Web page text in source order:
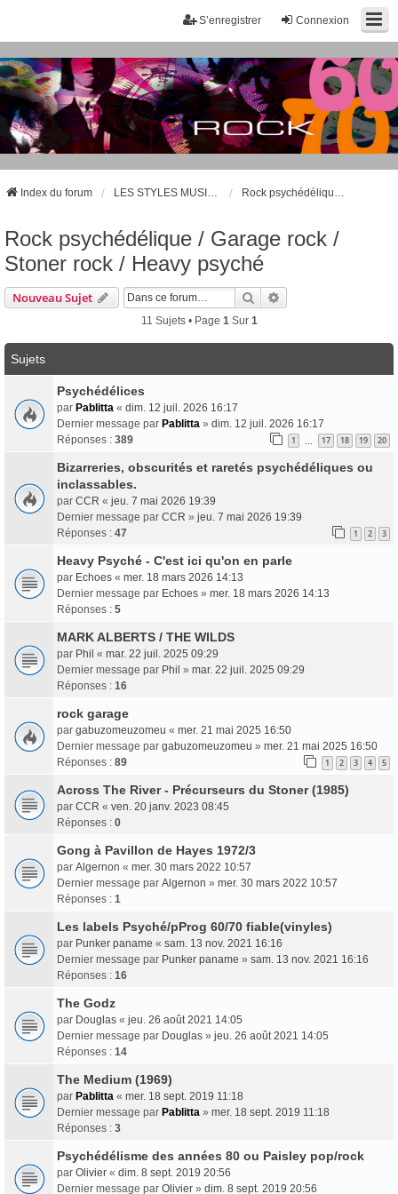
Connexion
S’enregistrer
Index du forum
Rock psychédélique / Garage rock /
Stoner rock / Heavy psyché
Nouveau Sujet Rechercher
11 Sujets • Page 1 Sur 1
Sujets
Psychédélices
par Pablitta « dim. 12 juil. 2026 16:17
Dernier message par Pablitta » dim. 12 juil. 2026 16:17
Réponses : 389 1 17 18 19 20
Bizarreries, obscurités et raretés psychédéliques ou
inclassables.
par CCR « jeu. 7 mai 2026 19:39
Dernier message par CCR » jeu. 7 mai 2026 19:39
Réponses : 47 1 2 3
Heavy Psyché - C'est ici qu'on en parle
par Echoes « mer. 18 mars 2026 14:13
Dernier message par Echoes » mer. 18 mars 2026 14:13
Réponses : 5
MARK ALBERTS / THE WILDS
par Phil « mar. 22 juil. 2025 09:29
Dernier message par Phil » mar. 22 juil. 2025 09:29
Réponses : 16
rock garage
par gabuzomeuzomeu « mer. 21 mai 2025 16:50
Dernier message par gabuzomeuzomeu » mer. 21 mai 2025 16:50
Réponses : 89 1 2 3 4 5
Across The River - Précurseurs du Stoner (1985)
par CCR « ven. 20 janv. 2023 08:45
Réponses : 0
Gong à Pavillon de Hayes 1972/3
par Algernon « mer. 30 mars 2022 10:57
Dernier message par Algernon » mer. 30 mars 2022 10:57
Réponses : 1
Les labels Psyché/pProg 60/70 fiable(vinyles)
par Punker paname « sam. 13 nov. 2021 16:16
Dernier message par Punker paname » sam. 13 nov. 2021 16:16
Réponses : 16
The Godz
par Douglas « jeu. 26 août 2021 14:05
Dernier message par Douglas » jeu. 26 août 2021 14:05
Réponses : 14
The Medium (1969)
par Pablitta « mer. 18 sept. 2019 11:18
Dernier message par Pablitta » mer. 18 sept. 2019 11:18
Réponses : 3
Psychédélisme des années 80 ou Paisley pop/rock
par Olivier « dim. 8 sept. 2019 20:56
Dernier message par Olivier » dim. 8 sept. 2019 20:56